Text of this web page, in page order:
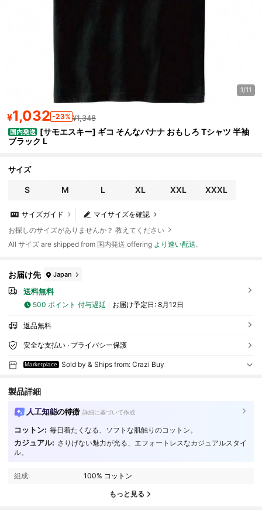
1/11
¥1,032 -23% ¥1,348
国内発送 [サモエスキー] ギコ そんなバナナ おもしろ Tシャツ 半袖
ブラック L
サイズ
S M L XL XXL XXXL
マイサイズを確認
サイズガイド
お探しのサイズがありませんか？ 教えてください
All サイズ are shipped from 国内発送 offering より速い配送.
お届け先 Japan
送料無料
500 ポイント 付与遅延 お届け予定日: 8月12日
返品無料
安全な支払い · プライバシー保護
Marketplace Sold by & Ships from: Crazi Buy
製品詳細
人工知能の特徴 詳細に基づいて作成
コットン: 毎日着たくなる、ソフトな肌触りのコットン。
カジュアル: さりげない魅力が光る、エフォートレスなカジュアルスタイ
ル。
組成: 100% コットン
もっと見る
4.77 5 フォロワー
5 フォロワー
5 フォロワー